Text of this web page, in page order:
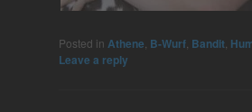
Posted in Athene B-Wurf Bandit
Leave a reply